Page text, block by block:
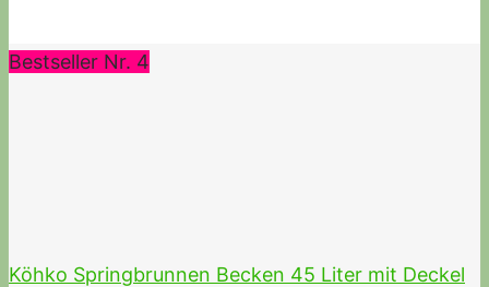
Bestseller Nr. 4
Köhko Springbrunnen Becken 45 Liter mit Deckel